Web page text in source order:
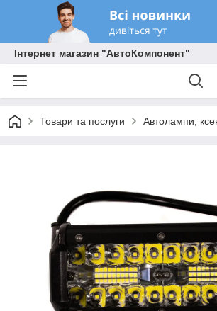
Інтернет магазин "АвтоКомпонент"
Товари та послуги Автолампи,